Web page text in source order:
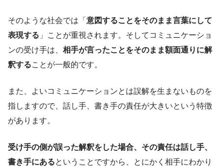
そのような社会では「 意図することをそのまま言葉にして
表現する 」ことが重視されます。そしてコミュニケーショ
ンの受け手は、 相手が言ったことをそのまま額面通りに解
釈することが一般的です。
また、よいコミュニケーションとは誤解を生まないものを
指しますので、話し手、書き手の責任が大きいという特徴
があります。
受け手の側が誤った解釈をした場合、その責任は話し手、
書き手にあるということですから、とにかく相手にわかり